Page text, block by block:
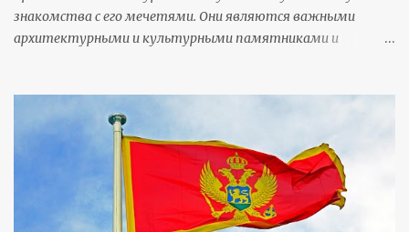
дойка (dojka) - грудь Деда Mраз (Deda Mraz) - Дед Мороз
знакомства с его мечетями. Они являются важными
архитектурными и культурными памятниками и
возводили члены правящей династии, султаны, богатые
горожане и высокопоставленные чиновники, а потому
многим мечетям есть чем похвастаться и удивить своих